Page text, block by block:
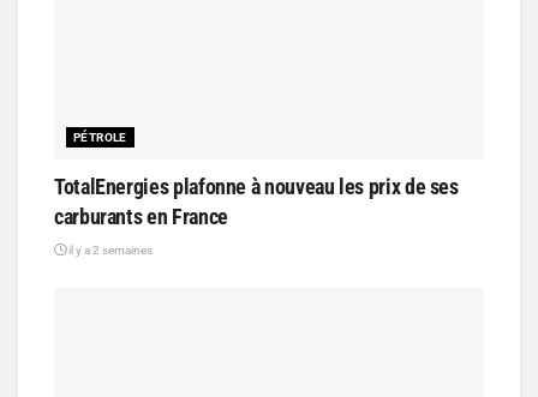
PÉTROLE
TotalEnergies plafonne à nouveau les prix de ses
carburants en France
il y a 2 semaines